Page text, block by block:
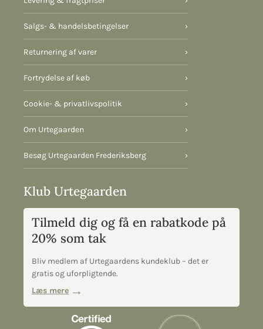
Salgs- & handelsbetingelser ›
Returnering af varer ›
Fortrydelse af køb ›
Cookie- & privatlivspolitik ›
Om Urtegaarden ›
Besøg Urtegaarden Frederiksberg ›
Klub Urtegaarden
Tilmeld dig og få en rabatkode på
20% som tak
Bliv medlem af Urtegaardens kundeklub – det er
gratis og uforpligtende.
Læs mere